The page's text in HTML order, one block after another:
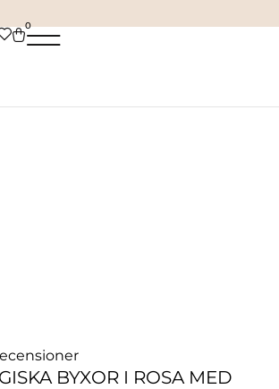
0
BYXOR I ROSA MED